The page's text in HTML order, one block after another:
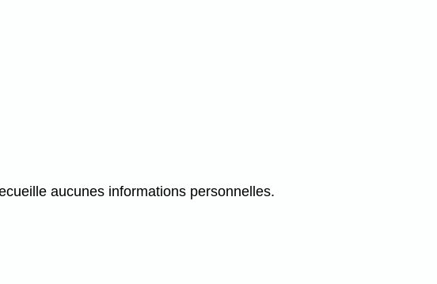
aucunes informations personnelles.